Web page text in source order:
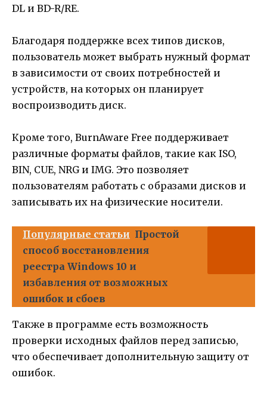
DL и BD-R/RE.
Благодаря поддержке всех типов дисков,
пользователь может выбрать нужный формат
в зависимости от своих потребностей и
устройств, на которых он планирует
воспроизводить диск.
Кроме того, BurnAware Free поддерживает
различные форматы файлов, такие как ISO,
BIN, CUE, NRG и IMG. Это позволяет
пользователям работать с образами дисков и
записывать их на физические носители.
Популярные статьи Простой
способ восстановления
реестра Windows 10 и
избавления от возможных
ошибок и сбоев
Также в программе есть возможность
проверки исходных файлов перед записью,
что обеспечивает дополнительную защиту от
ошибок.